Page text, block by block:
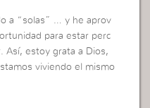
a “solas” … y he aprov
para estar perc
Así, estoy grata a Dios,
viviendo el mismo